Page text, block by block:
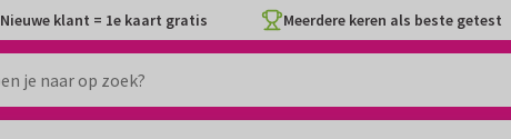
Nieuwe klant = 1e kaart gratis Meerdere keren als beste getest